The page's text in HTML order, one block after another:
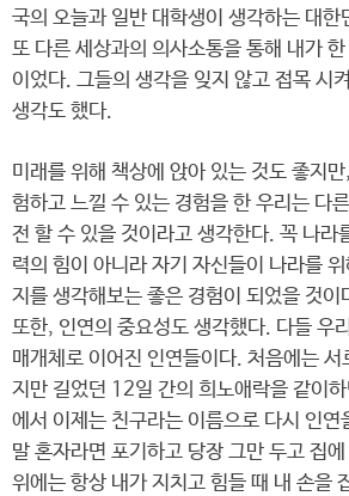
국의 오늘과 일반 대학생이 생각하는 대한
또 다른 세상과의 의사소통을 통해 내가
이었다. 그들의 생각을 잊지 않고 접목 시
생각도 했다.
미래를 위해 책상에 앉아 있는 것도 좋지
험하고 느낄 수 있는 경험을 한 우리는 다
전 할 수 있을 것이라고 생각한다. 꼭 나라
력의 힘이 아니라 자기 자신들이 나라를
지를 생각해보는 좋은 경험이 되었을 것이
또한, 인연의 중요성도 생각했다. 다들 우
매개체로 이어진 인연들이다. 처음에는
지만 길었던 12일 간의 희노애락을 같이
에서 이제는 친구라는 이름으로 다시 인연
말 혼자라면 포기하고 당장 그만 두고 집
위에는 항상 내가 지치고 힘들 때 내 손을